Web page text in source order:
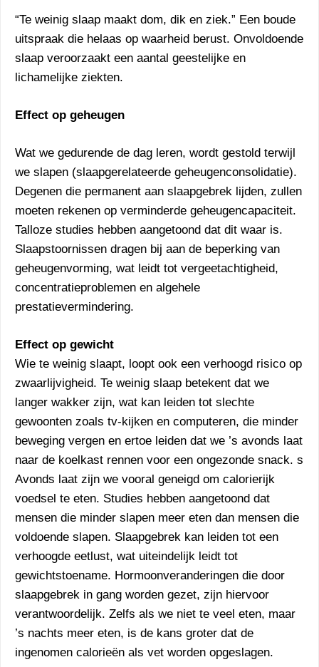
“Te weinig slaap maakt dom, dik en ziek.” Een boude
uitspraak die helaas op waarheid berust. Onvoldoende
slaap veroorzaakt een aantal geestelijke en
lichamelijke ziekten.
Effect op geheugen
Wat we gedurende de dag leren, wordt gestold terwijl
we slapen (slaapgerelateerde geheugenconsolidatie).
Degenen die permanent aan slaapgebrek lijden, zullen
moeten rekenen op verminderde geheugencapaciteit.
Talloze studies hebben aangetoond dat dit waar is.
Slaapstoornissen dragen bij aan de beperking van
geheugenvorming, wat leidt tot vergeetachtigheid,
concentratieproblemen en algehele
prestatievermindering.
Effect op gewicht
Wie te weinig slaapt, loopt ook een verhoogd risico op
zwaarlijvigheid. Te weinig slaap betekent dat we
langer wakker zijn, wat kan leiden tot slechte
gewoonten zoals tv-kijken en computeren, die minder
beweging vergen en ertoe leiden dat we ’s avonds laat
naar de koelkast rennen voor een ongezonde snack. s
Avonds laat zijn we vooral geneigd om calorierijk
voedsel te eten. Studies hebben aangetoond dat
mensen die minder slapen meer eten dan mensen die
voldoende slapen. Slaapgebrek kan leiden tot een
verhoogde eetlust, wat uiteindelijk leidt tot
gewichtstoename. Hormoonveranderingen die door
slaapgebrek in gang worden gezet, zijn hiervoor
verantwoordelijk. Zelfs als we niet te veel eten, maar
’s nachts meer eten, is de kans groter dat de
ingenomen calorieën als vet worden opgeslagen.